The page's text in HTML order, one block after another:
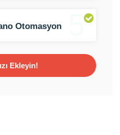
5
Otomasyon
Ekleyin!